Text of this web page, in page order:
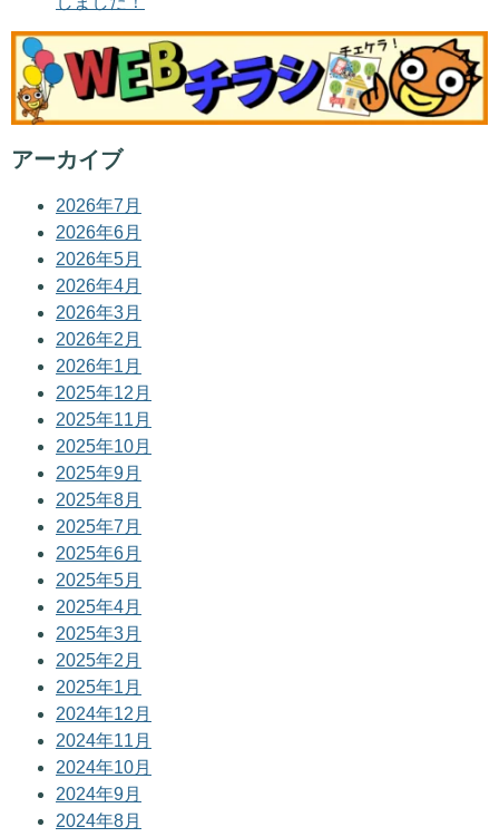
アーカイブ
2026年7月
2026年6月
2026年5月
2026年4月
2026年3月
2026年2月
2026年1月
2025年12月
2025年11月
2025年10月
2025年9月
2025年8月
2025年7月
2025年6月
2025年5月
2025年4月
2025年3月
2025年2月
2025年1月
2024年12月
2024年11月
2024年10月
2024年9月
2024年8月